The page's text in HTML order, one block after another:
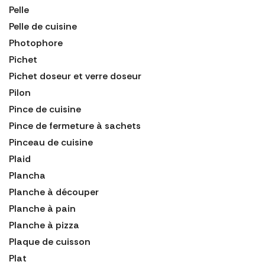
Pelle
Pelle de cuisine
Photophore
Pichet
Pichet doseur et verre doseur
Pilon
Pince de cuisine
Pince de fermeture à sachets
Pinceau de cuisine
Plaid
Plancha
Planche à découper
Planche à pain
Planche à pizza
Plaque de cuisson
Plat